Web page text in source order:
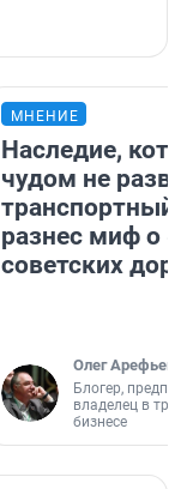
МНЕНИЕ
Наследие,
чудом не
транспортный
разнес миф о
советских
Олег Арефьев
Блогер,
владелец в
бизнесе